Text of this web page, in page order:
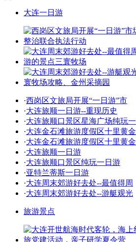
大连一日游
·西岗区文旅局开展“一日游”市
·大连旅顺一日游--重现历史
·大连旅顺口景区星海广场纯玩一
·大连金石滩旅游度假区十里黄金
·大连金石滩旅游度假区十里黄金
·大连旅顺一日游
·大连旅顺口景区纯玩一日游
·亚特兰蒂斯一日游
·大连周末郊游好去处--最值得周
·大连周末郊游好去处--游艇观光
旅游景点